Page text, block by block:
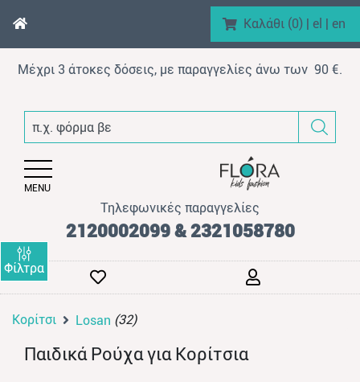
Καλάθι (0) | el | en
(Κορίτσι)
(Βρεφικό)
(AΞEΣOYAP)
(Brand)
(Προϊόντα)
Μέχρι 3 άτοκες δόσεις, με παραγγελίες άνω των 90 €.
π.χ. φόρμα βελουτέ
MENU
Τηλεφωνικές παραγγελίες
2120002099 & 2321058780
Κορίτσι Losan (32)
Φίλτρα
Παιδικά Ρούχα για Κορίτσια